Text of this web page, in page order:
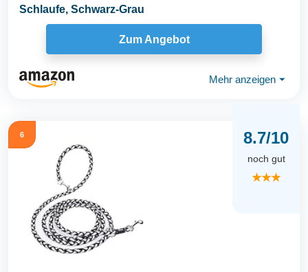
Schlaufe, Schwarz-Grau
Zum Angebot
Mehr anzeigen ⏷
6 8.7/10
noch gut
★★★